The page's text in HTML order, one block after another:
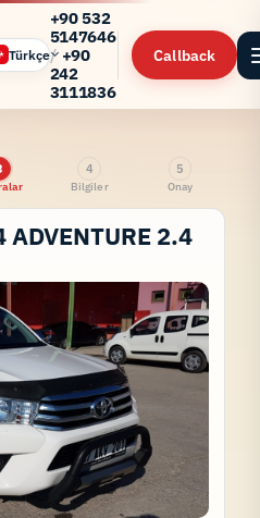
Türkçe
+90 532
5147646
/ +90
242
3111836
Callback
4
Bilgiler
5
Onay
ADVENTURE 2.4